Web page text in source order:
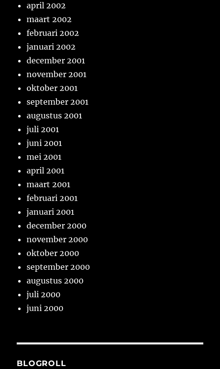
april 2002
maart 2002
februari 2002
januari 2002
december 2001
november 2001
oktober 2001
september 2001
augustus 2001
juli 2001
juni 2001
mei 2001
april 2001
maart 2001
februari 2001
januari 2001
december 2000
november 2000
oktober 2000
september 2000
augustus 2000
juli 2000
juni 2000
BLOGROLL